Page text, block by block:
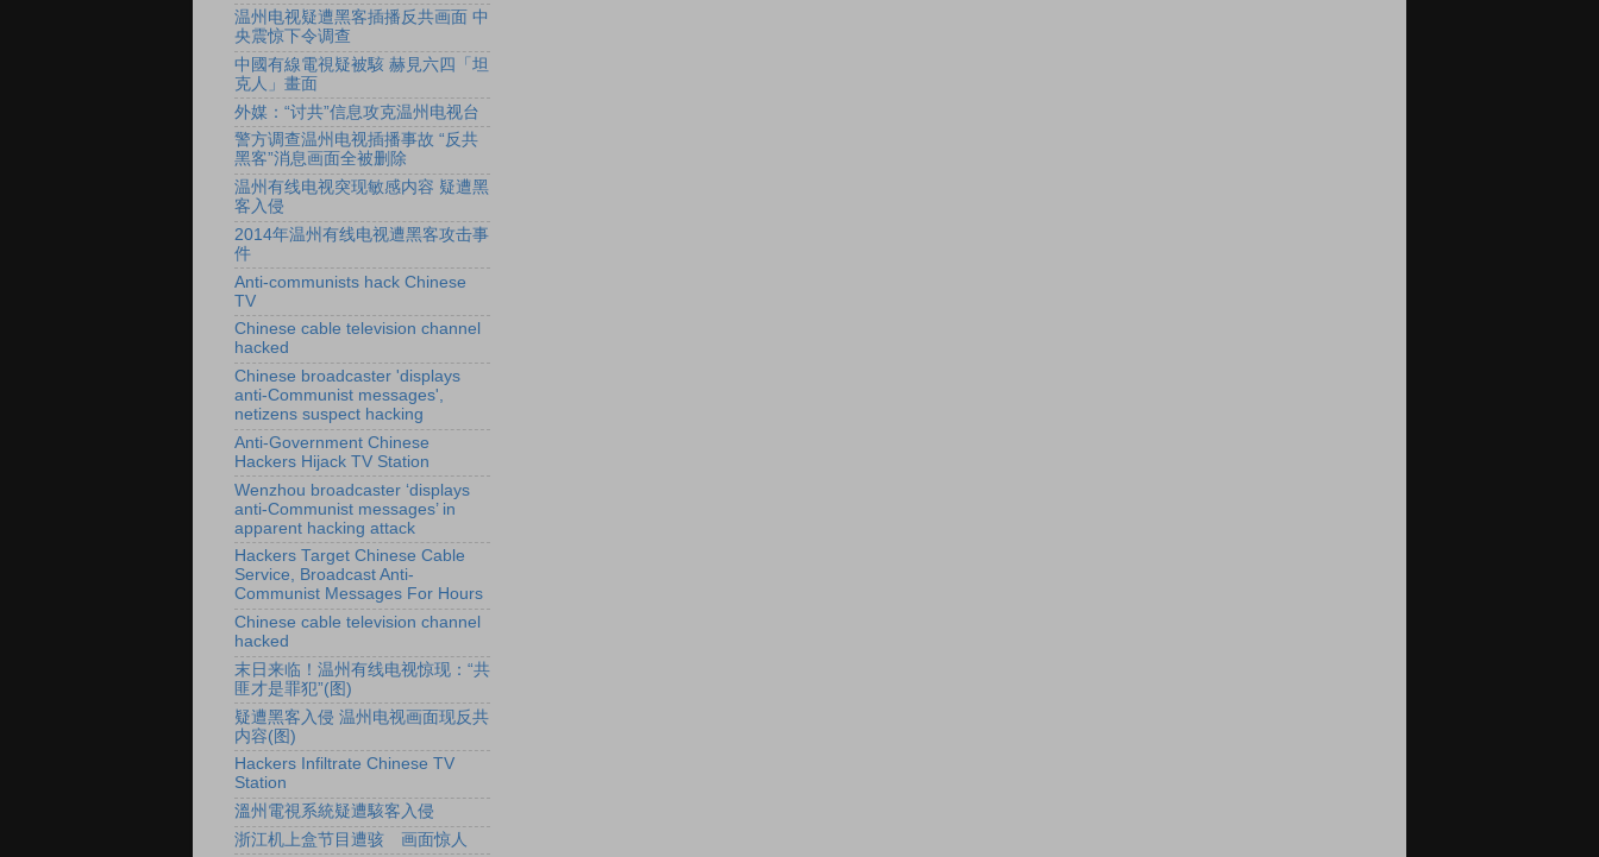
温州电视疑遭黑客插播反共画面 中
央震惊下令调查
中國有線電視疑被駭 赫見六四「坦
克人」畫面
外媒：“讨共”信息攻克温州电视台
警方调查温州电视插播事故 “反共
黑客”消息画面全被删除
温州有线电视突现敏感内容 疑遭黑
客入侵
2014年温州有线电视遭黑客攻击事
件
Anti-communists hack Chinese
TV
Chinese cable television channel
hacked
Chinese broadcaster 'displays
anti-Communist messages',
netizens suspect hacking
Anti-Government Chinese
Hackers Hijack TV Station
Wenzhou broadcaster ‘displays
anti-Communist messages’ in
apparent hacking attack
Hackers Target Chinese Cable
Service, Broadcast Anti-
Communist Messages For Hours
Chinese cable television channel
hacked
末日来临！温州有线电视惊现：“共
匪才是罪犯”(图)
疑遭黑客入侵 温州电视画面现反共
内容(图)
Hackers Infiltrate Chinese TV
Station
溫州電視系統疑遭駭客入侵
浙江机上盒节目遭骇 画面惊人